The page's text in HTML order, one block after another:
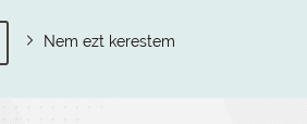
Nem ezt kerestem